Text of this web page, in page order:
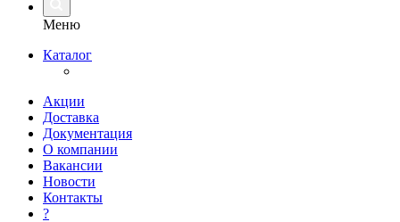
Меню
Каталог
Акции
Доставка
Документация
О компании
Вакансии
Новости
Контакты
?